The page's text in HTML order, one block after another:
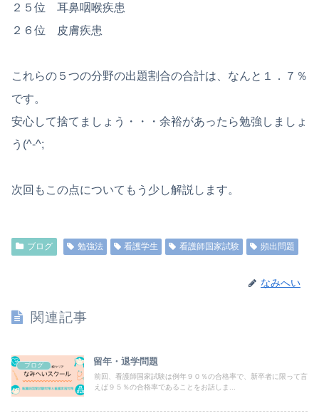
２５位 耳鼻咽喉疾患
２６位 皮膚疾患
これらの５つの分野の出題割合の合計は、なんと１．７％
です。
安心して捨てましょう・・・余裕があったら勉強しましょ
う(^-^;
次回もこの点についてもう少し解説します。
ブログ 勉強法 看護学生 看護師国家試験 頻出問題
なみへい
関連記事
ブログ 留年・退学問題
前回、看護師国家試験は例年９０％の合格率で、新卒者に限って言
えば９５％の合格率であることをお話しま...